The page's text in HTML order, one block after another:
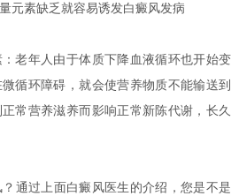
元素缺乏就容易诱发白癜风发病
年人由于体质下降血液循环也开始变
循环障碍，就会使营养物质不能输送到
常营养滋养而影响正常新陈代谢，长久
通过上面白癜风医生的介绍，您是不是